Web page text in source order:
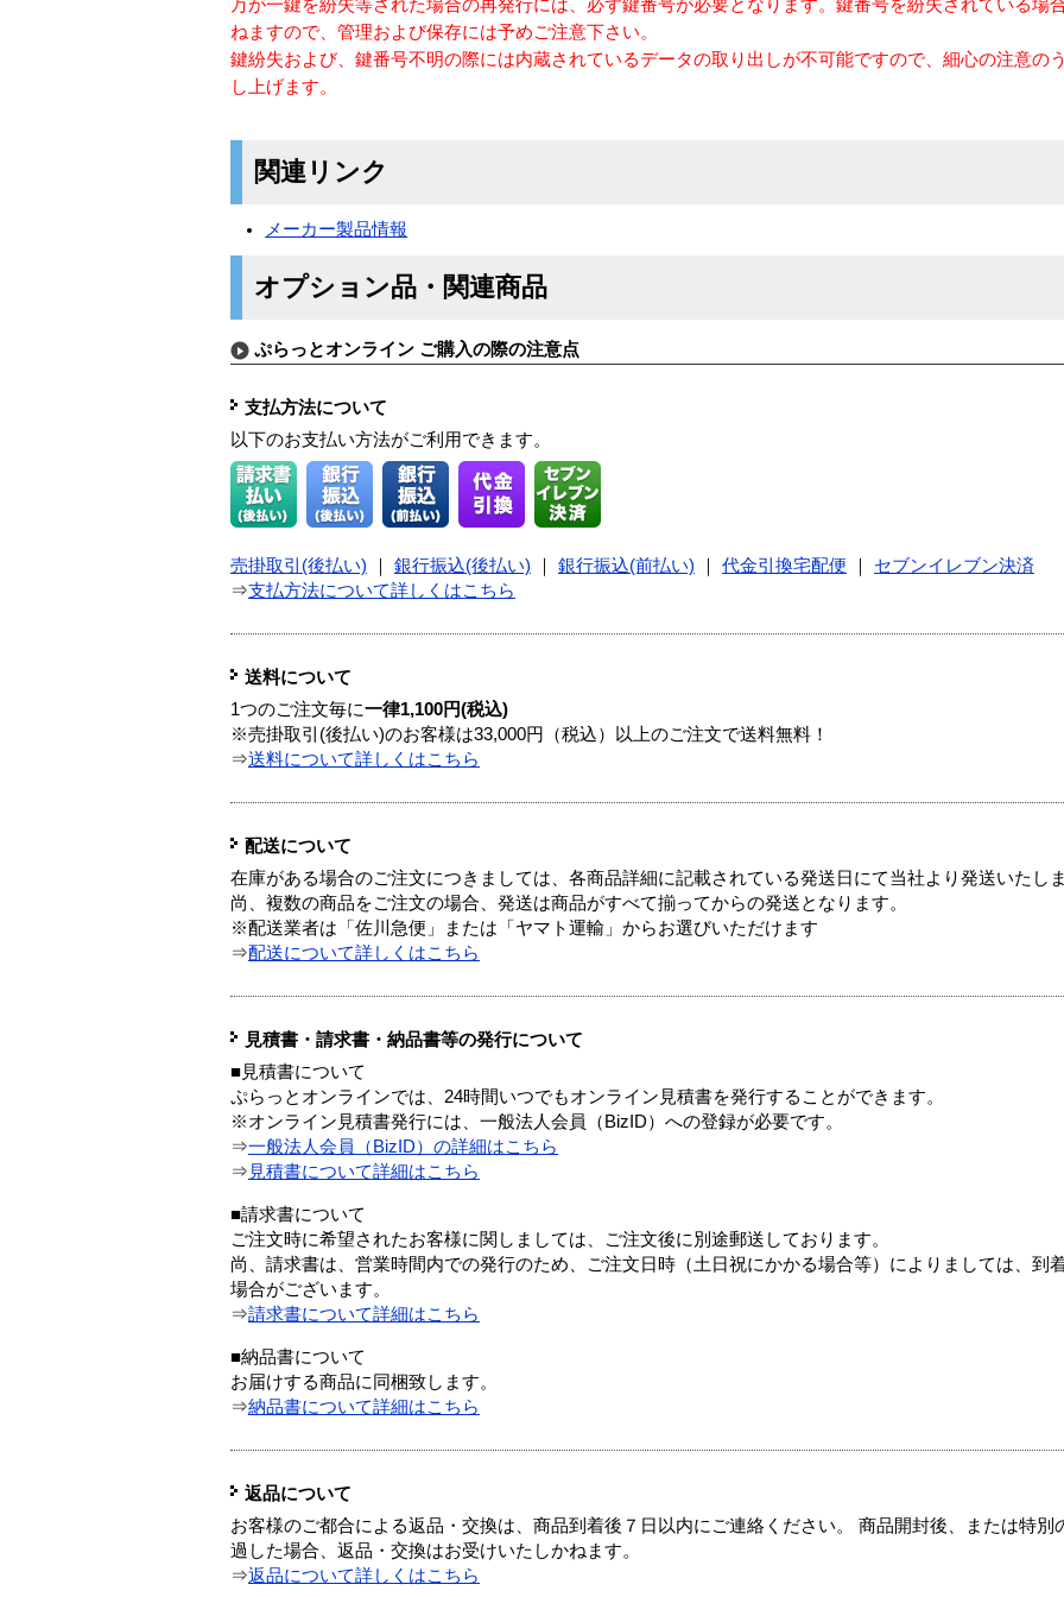
万が一鍵を紛失等された場合の再発行には、必ず鍵番号が必要となります。鍵番号を紛失されている場
ねますので、管理および保存には予めご注意下さい。
鍵紛失および、鍵番号不明の際には内蔵されているデータの取り出しが不可能ですので、細心の注意の
し上げます。
関連リンク
メーカー製品情報
オプション品・関連商品
ぷらっとオンライン ご購入の際の注意点
支払方法について
以下のお支払い方法がご利用できます。
売掛取引(後払い) 銀行振込(後払い) 銀行振込(前払い) 代金引換宅配便
セブンイレブン決済
⇒支払方法について詳しくはこちら
送料について
1つのご注文毎に一律1,100円(税込)
※売掛取引(後払い)のお客様は33,000円（税込）以上のご注文で送料無料！
⇒送料について詳しくはこちら
配送について
在庫がある場合のご注文につきましては、各商品詳細に記載されている発送日にて当社より発送いたし
尚、複数の商品をご注文の場合、発送は商品がすべて揃ってからの発送となります。
※配送業者は「佐川急便」または「ヤマト運輸」からお選びいただけます
⇒配送について詳しくはこちら
見積書・請求書・納品書等の発行について
■見積書について
ぷらっとオンラインでは、24時間いつでもオンライン見積書を発行することができます。
※オンライン見積書発行には、一般法人会員（BizID）への登録が必要です。
⇒一般法人会員（BizID）の詳細はこちら
⇒ 見積書について詳細はこちら
■請求書について
ご注文時に希望されたお客様に関しましては、ご注文後に別途郵送しております。
尚、請求書は、営業時間内での発行のため、ご注文日時（土日祝にかかる場合等）によりましては、到
場合がございます。
⇒請求書について詳細はこちら
■納品書について
お届けする商品に同梱致します。
⇒納品書について詳細はこちら
返品について
お客様のご都合による返品・交換は、商品到着後７日以内にご連絡ください。 商品開封後、または特別
過した場合、返品・交換はお受けいたしかねます。
⇒返品について詳しくはこちら